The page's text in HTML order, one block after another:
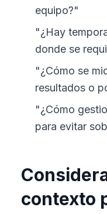
equipo?"
"¿Hay
donde se
"¿Cómo se
resultados o
"¿Cómo
para evitar
contexto